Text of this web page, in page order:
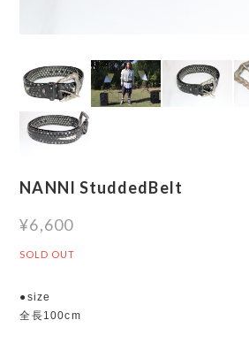
NANNI StuddedBelt
¥6,600
SOLD OUT
●size
全長100cm